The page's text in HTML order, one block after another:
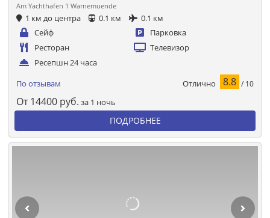
Am Yachthafen 1 Warnemuende
1 км до центра 0.1 км
0.1 км
Сейф
Парковка
Ресторан
Телевизор
Ресепшн 24 часа
По отзывам Отлично 8.8 / 10
От 14400 руб. за 1 ночь
ПОДРОБНЕЕ